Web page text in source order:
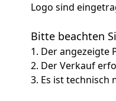
Logo sind
Bitte beachten
1. Der angezeigte
2. Der Verkauf
3. Es ist technisch